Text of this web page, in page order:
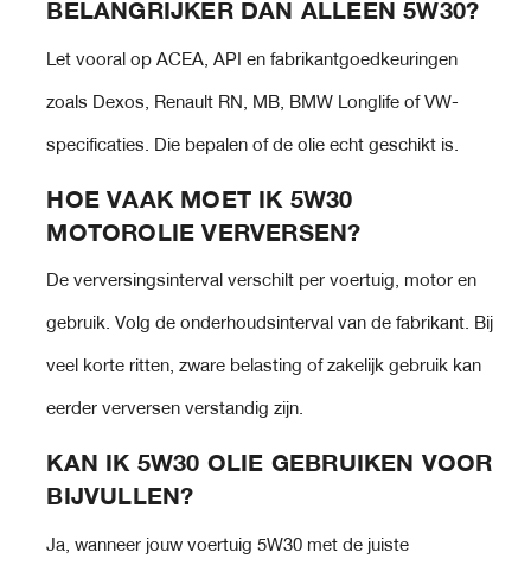
BELANGRIJKER DAN ALLEEN 5W30?
Let vooral op ACEA, API en fabrikantgoedkeuringen
zoals Dexos, Renault RN, MB, BMW Longlife of VW-
specificaties. Die bepalen of de olie echt geschikt is.
HOE VAAK MOET IK 5W30
MOTOROLIE VERVERSEN?
De verversingsinterval verschilt per voertuig, motor en
gebruik. Volg de onderhoudsinterval van de fabrikant. Bij
veel korte ritten, zware belasting of zakelijk gebruik kan
eerder verversen verstandig zijn.
KAN IK 5W30 OLIE GEBRUIKEN VOOR
BIJVULLEN?
Ja, wanneer jouw voertuig 5W30 met de juiste